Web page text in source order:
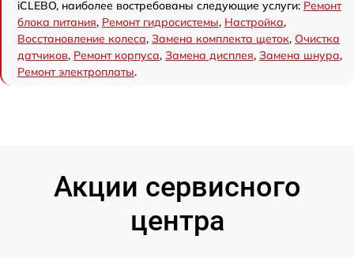
iCLEBO, наиболее востребованы следующие услуги: Ремонт
блока питания, Ремонт гидросистемы, Настройка,
Восстановление колеса, Замена комплекта щеток, Очистка
датчиков, Ремонт корпуса, Замена дисплея, Замена шнура,
Ремонт электроплаты.
Акции сервисного
центра